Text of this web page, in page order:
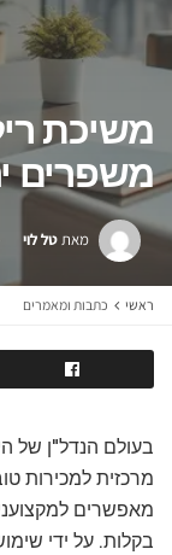
משפרים
מאתטל לוי
ראשי כתבות ומאמרים
בעולם הנדל"ן של
מרכזית למכירות
מאפשרים
בקלות. על ידי